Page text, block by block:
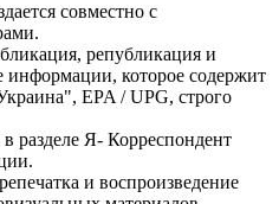
совместно с
републикация и
информации, которое содержит
EPA / UPG, строго
разделе Я- Корреспондент
и воспроизведение